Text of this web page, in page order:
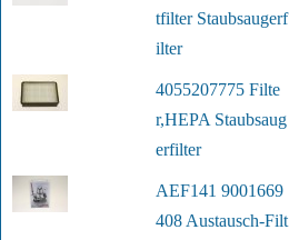
tfilter Staubsaugerf
ilter
4055207775 Filte
r,HEPA Staubsaug
erfilter
AEF141 9001669
408 Austausch-Filt